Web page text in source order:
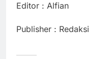
Editor : Alfian
Publisher : Redaksi